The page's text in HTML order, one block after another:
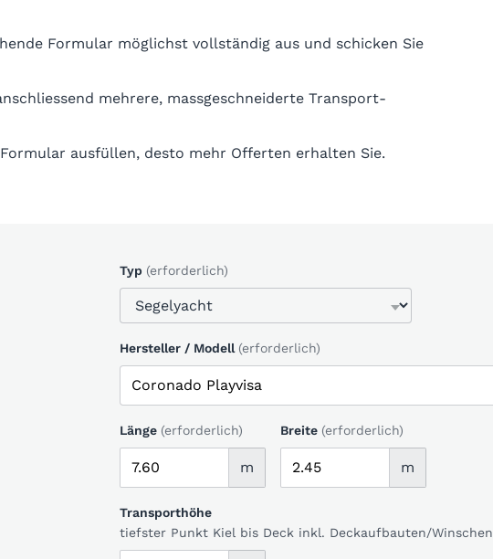
Formular möglichst vollständig aus und schicken Sie
mehrere, massgeschneiderte Transport-
ausfüllen, desto mehr Offerten erhalten Sie.
Typ (erforderlich)
Hersteller / Modell (erforderlich)
Länge (erforderlich)
m
Breite (erforderlich)
m
Transporthöhe
tiefster Punkt Kiel bis Deck inkl. Deckaufbauten/Winschen